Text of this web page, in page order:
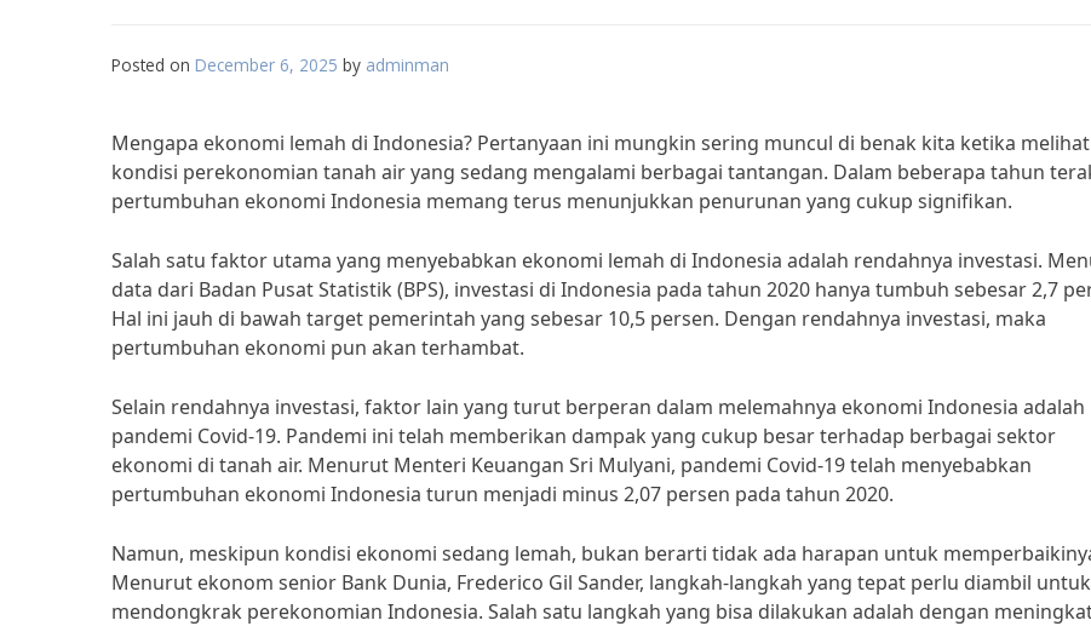
Posted on December 6, 2025 by adminman
Mengapa ekonomi lemah di Indonesia? Pertanyaan ini mungkin sering muncul di benak kita ketika melihat
kondisi perekonomian tanah air yang sedang mengalami berbagai tantangan. Dalam beberapa tahun
pertumbuhan ekonomi Indonesia memang terus menunjukkan penurunan yang cukup signifikan.
Salah satu faktor utama yang menyebabkan ekonomi lemah di Indonesia adalah rendahnya investasi.
data dari Badan Pusat Statistik (BPS), investasi di Indonesia pada tahun 2020 hanya tumbuh sebesar 2,7
Hal ini jauh di bawah target pemerintah yang sebesar 10,5 persen. Dengan rendahnya investasi, maka
pertumbuhan ekonomi pun akan terhambat.
Selain rendahnya investasi, faktor lain yang turut berperan dalam melemahnya ekonomi Indonesia adalah
pandemi Covid-19. Pandemi ini telah memberikan dampak yang cukup besar terhadap berbagai sektor
ekonomi di tanah air. Menurut Menteri Keuangan Sri Mulyani, pandemi Covid-19 telah menyebabkan
pertumbuhan ekonomi Indonesia turun menjadi minus 2,07 persen pada tahun 2020.
Namun, meskipun kondisi ekonomi sedang lemah, bukan berarti tidak ada harapan untuk
Menurut ekonom senior Bank Dunia, Frederico Gil Sander, langkah-langkah yang tepat perlu diambil untuk
mendongkrak perekonomian Indonesia. Salah satu langkah yang bisa dilakukan adalah dengan